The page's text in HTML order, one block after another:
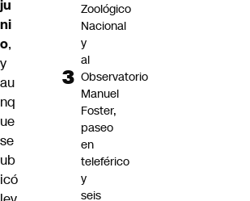
ju
ni
o,
y
au
nq
ue
se
ub
icó
Zoológico
Nacional
y
al
Observatorio
Manuel
Foster,
paseo
en
teleférico
y
seis